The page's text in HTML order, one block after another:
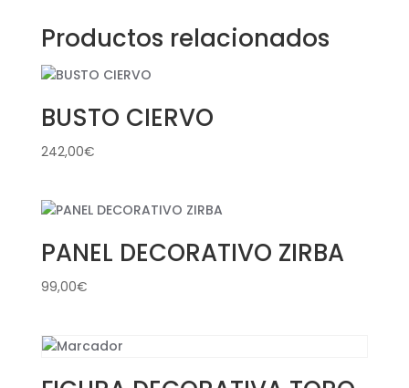
Productos relacionados
BUSTO CIERVO
242,00€
PANEL DECORATIVO ZIRBA
99,00€